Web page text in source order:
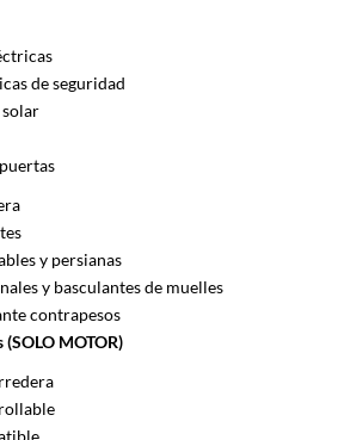
de seguridad
y persianas
y basculantes de muelles
contrapesos
MOTOR)